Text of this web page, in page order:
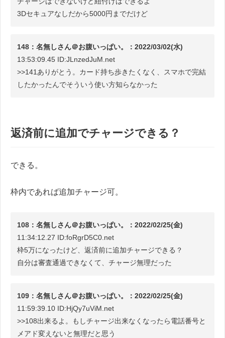
3Dセキュアなしだから5000円までだけど
148：名無しさん＠お腹いっぱい。：2022/03/02(水)
13:53:09.45 ID:JLnzedJuM.net
>>141ありがとう。カード持ち歩きたくなく、スマホで完結
したかったんでそういう使い方知らなかった
返済前に追加でチャージできる？
できる。
枠内であれば追加チャージ可。
108：名無しさん＠お腹いっぱい。：2022/02/25(金)
11:34:12.27 ID:foRgrD5C0.net
枠5万になったけど、返済前に追加チャージできる？
自分は審査通過できなくて、チャージ無理だった
109：名無しさん＠お腹いっぱい。：2022/02/25(金)
11:59:39.10 ID:HjQy7uViM.net
>>108出来るよ。もしチャージ出来なくなったら電話番号と
メアド変えないと無理だと思う